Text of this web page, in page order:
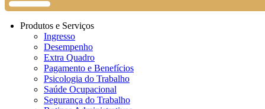
Produtos e Serviços
Ingresso
Desempenho
Extra Quadro
Pagamento e Benefícios
Psicologia do Trabalho
Saúde Ocupacional
Segurança do Trabalho